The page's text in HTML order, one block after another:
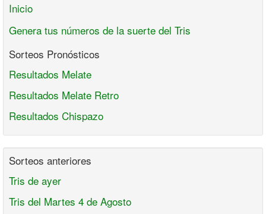
Inicio
Genera tus números de la suerte del Tris
Sorteos Pronósticos
Resultados Melate
Resultados Melate Retro
Resultados Chispazo
Sorteos anteriores
Tris de ayer
Tris del Martes 4 de Agosto